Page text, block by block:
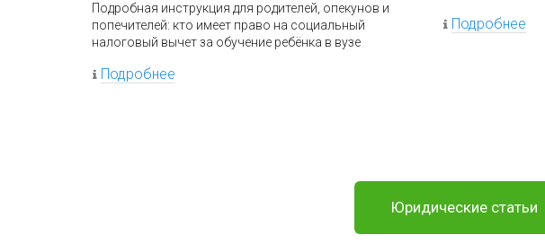
Подробная инструкция для родителей, опекунов и
попечителей: кто имеет право на социальный
налоговый вычет за обучение ребёнка в вузе
Подробнее
Подробнее
Юридические статьи